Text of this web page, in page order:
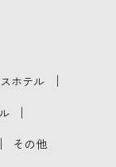
ホテル ｜
｜
｜ その他